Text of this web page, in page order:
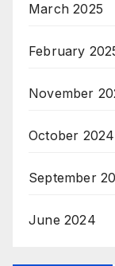
March 2025
February
November
October 2024
September
June 2024